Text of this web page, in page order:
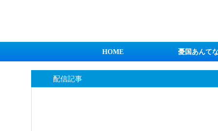
HOME 憂国あんて
配信記事